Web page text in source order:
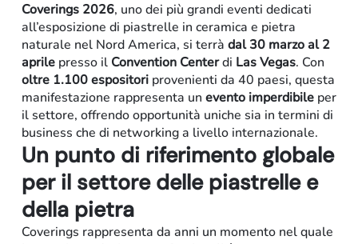
Retail
Coverings 2026, uno dei più grandi eventi dedicati
all’esposizione di piastrelle in ceramica e pietra
naturale nel Nord America, si terrà dal 30 marzo al 2
aprilepresso il Convention Centerdi Las Vegas. Con
oltre 1.100 espositoriprovenienti da 40 paesi, questa
manifestazione rappresenta un evento imperdibileper
il settore, offrendo opportunità uniche sia in termini di
business che di networking a livello internazionale.
Un punto di riferimento globale
per il settore delle piastrelle e
della pietra
Coverings rappresenta da anni un momento nel quale